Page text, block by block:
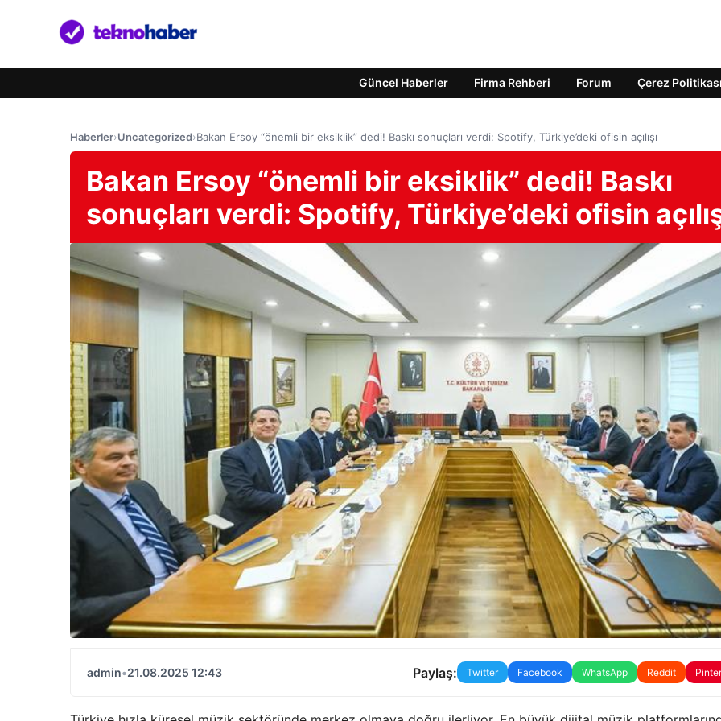
Güncel Haberler Firma Rehberi Forum Çerez Politikası
Haberler›Uncategorized›Bakan Ersoy “önemli bir eksiklik” dedi! Baskı sonuçları verdi: Spotify, Türkiye’deki ofisin açılışı
Bakan Ersoy “önemli bir eksiklik” dedi! Baskı
sonuçları verdi: Spotify, Türkiye’deki ofisin
admin•21.08.2025 12:43 Paylaş: Twitter Facebook WhatsApp Reddit